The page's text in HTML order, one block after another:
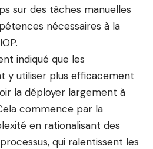
sur des tâches manuelles
nécessaires à la
indiqué que les
y utiliser plus efficacement
la déployer largement à
commence par la
en rationalisant des
qui ralentissent les